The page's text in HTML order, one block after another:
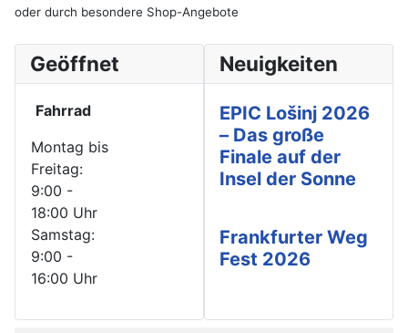
oder durch besondere Shop-Angebote
Geöffnet
Fahrrad
Montag bis
Freitag:
9:00 -
18:00 Uhr
Samstag:
9:00 -
16:00 Uhr
Neuigkeiten
EPIC Lošinj 2026
– Das große
Finale auf der
Insel der Sonne
Frankfurter Weg
Fest 2026